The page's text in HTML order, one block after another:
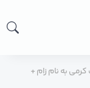
به نام زام +